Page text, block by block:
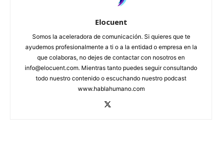
Elocuent
Somos la aceleradora de comunicación. Si quieres que te
ayudemos profesionalmente a ti o a la entidad o empresa en la
que colaboras, no dejes de contactar con nosotros en
info@elocuent.com. Mientras tanto puedes seguir consultando
todo nuestro contenido o escuchando nuestro podcast
www.hablahumano.com